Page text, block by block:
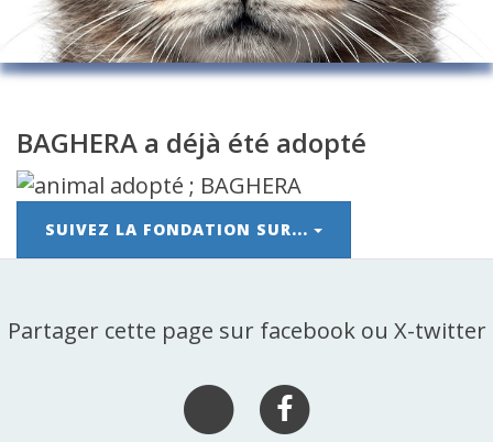
BAGHERA a déjà été adopté
SUIVEZ LA FONDATION SUR...
Partager cette page sur facebook ou X-twitter